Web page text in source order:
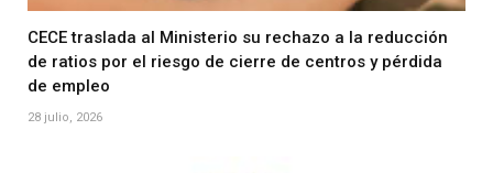
CECE traslada al Ministerio su rechazo a la reducción
de ratios por el riesgo de cierre de centros y pérdida
de empleo
28 julio, 2026